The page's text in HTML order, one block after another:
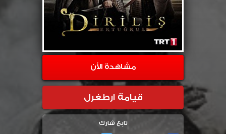
مشاهدة الأن
قيامة ارطغرل
تابع شارك